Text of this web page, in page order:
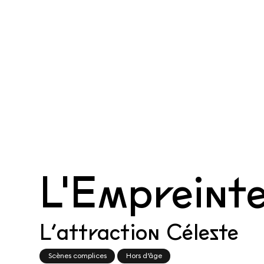
L’attraction Céleste
Scènes complices Hors d’âge